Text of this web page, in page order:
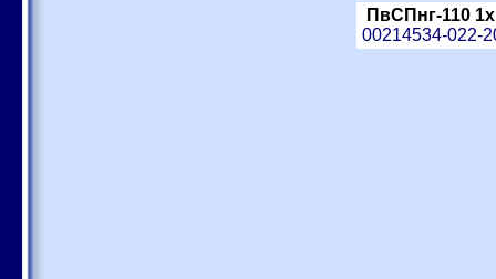
ПвСПнг-110
00214534-022-